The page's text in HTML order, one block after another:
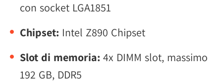
con socket LGA1851
Chipset: Intel Z890 Chipset
Slot di memoria: 4x DIMM slot, massimo
192 GB, DDR5